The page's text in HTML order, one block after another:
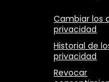
Cambiar los
privacidad
Historial de
privacidad
Revocar